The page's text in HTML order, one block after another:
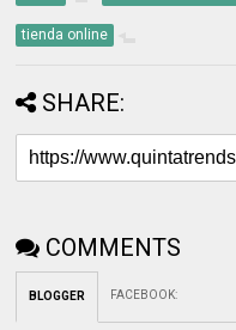
tienda online
SHARE:
COMMENTS
BLOGGER FACEBOOK: